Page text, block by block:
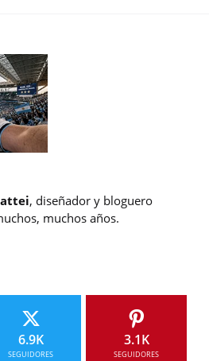
, diseñador y bloguero
muchos años.
6.9K
SEGUIDORES
3.1K
SEGUIDORES